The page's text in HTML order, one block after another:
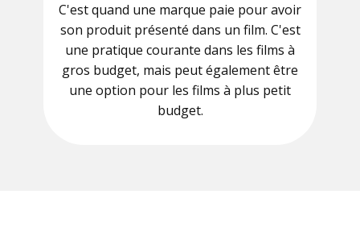
C'est quand une marque paie pour avoir
son produit présenté dans un film. C'est
une pratique courante dans les films à
gros budget, mais peut également être
une option pour les films à plus petit
budget.